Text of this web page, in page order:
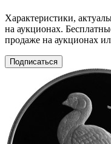
Характеристики,
на аукционах.
продаже на аукционах
Подписаться